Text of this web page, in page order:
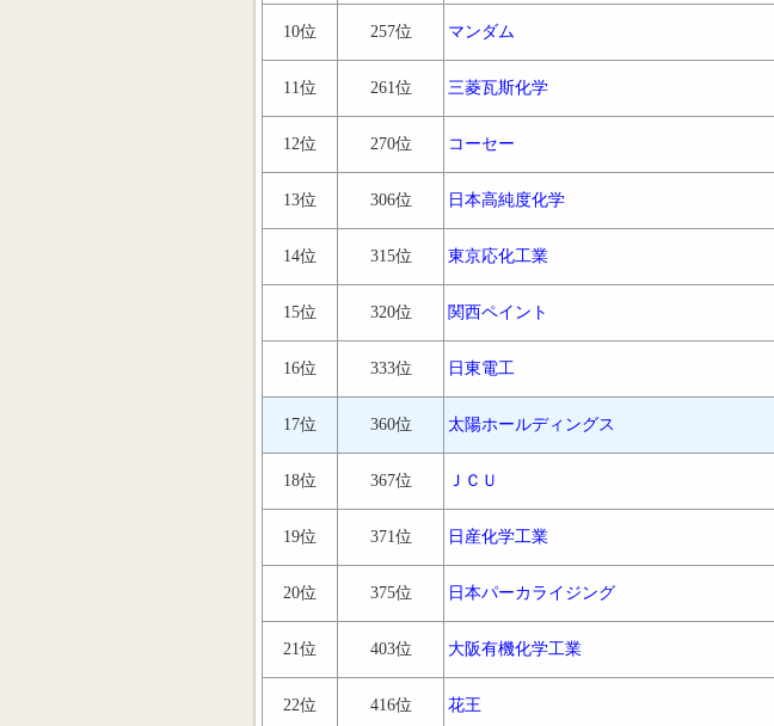
10位 257位 マンダム
11位 261位 三菱瓦斯化学
12位 270位 コーセー
13位 306位 日本高純度化学
14位 315位 東京応化工業
15位 320位 関西ペイント
16位 333位 日東電工
17位 360位 太陽ホールディングス
18位 367位 ＪＣＵ
19位 371位 日産化学工業
20位 375位 日本パーカライジング
21位 403位 大阪有機化学工業
22位 416位 花王